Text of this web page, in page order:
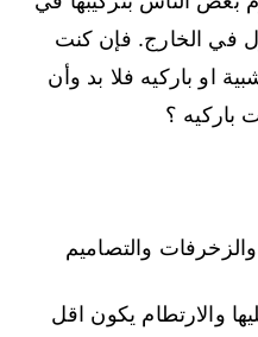
في الخارج. فإن كنت
او باركيه فلا بد وأن
باركيه ؟
والارتطام يكون اقل